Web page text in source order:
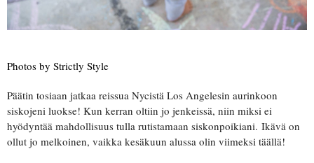
Photos by Strictly Style
Päätin tosiaan jatkaa reissua Nycistä Los Angelesin aurinkoon
siskojeni luokse! Kun kerran oltiin jo jenkeissä, niin miksi ei
hyödyntää mahdollisuus tulla rutistamaan siskonpoikiani. Ikävä on
ollut jo melkoinen, vaikka kesäkuun alussa olin viimeksi täällä!